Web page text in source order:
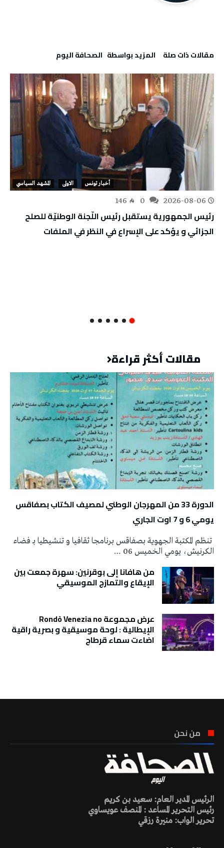
‫مقالات ذات صلة‬ ‫‫المزيد بواسطة‬ ‬ ‭ ‬الصحافة‭ ‬اليوم
أخبار تونس الاولى المشهد السياسي
2026-08-06
146
رئيس الجمهورية يستقبل رئيس اللّجنة الوطنيّة للصلح
الجزائي و يؤكد على الإسراع في النظر في الملفات
مقالات أكثر قراءة
الدورة 33 من المهرجان الوطني لمصيف الكتاب بصفاقس
يومي 6 و 7 اوت الجاري
تنظم المكتبة الجهوية بصفاقس برنامجا ثقافيا و تنشيطيا بـ فضاء
الكرنيش، يومي الخميس 06 …
من هافانا إلى بوقرنين: سهرة جمعت بين
الإيقاع والتمازج الموسيقي
عرض مجموعة Rondò Venezia no
الإيطالية : لوحة موسيقية و بصرية راقية
اضاءت سماء قرطاج
من نحن
الرئيس المدير العام: سعيد بن كريم
رئيس التحرير المساعد : المنصف عويساوي
تحرير الواب: منيرة رزقي